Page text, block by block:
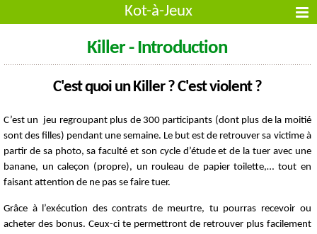
Kot-à-Jeux
Killer - Introduction
C'est quoi un Killer ? C'est violent ?
C’est un jeu regroupant plus de 300 participants (dont plus de la moitié
sont des filles) pendant une semaine. Le but est de retrouver sa victime à
partir de sa photo, sa faculté et son cycle d’étude et de la tuer avec une
banane, un caleçon (propre), un rouleau de papier toilette,… tout en
faisant attention de ne pas se faire tuer.
Grâce à l’exécution des contrats de meurtre, tu pourras recevoir ou
acheter des bonus. Ceux-ci te permettront de retrouver plus facilement